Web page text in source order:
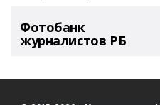
Фотобанк
журналистов РБ